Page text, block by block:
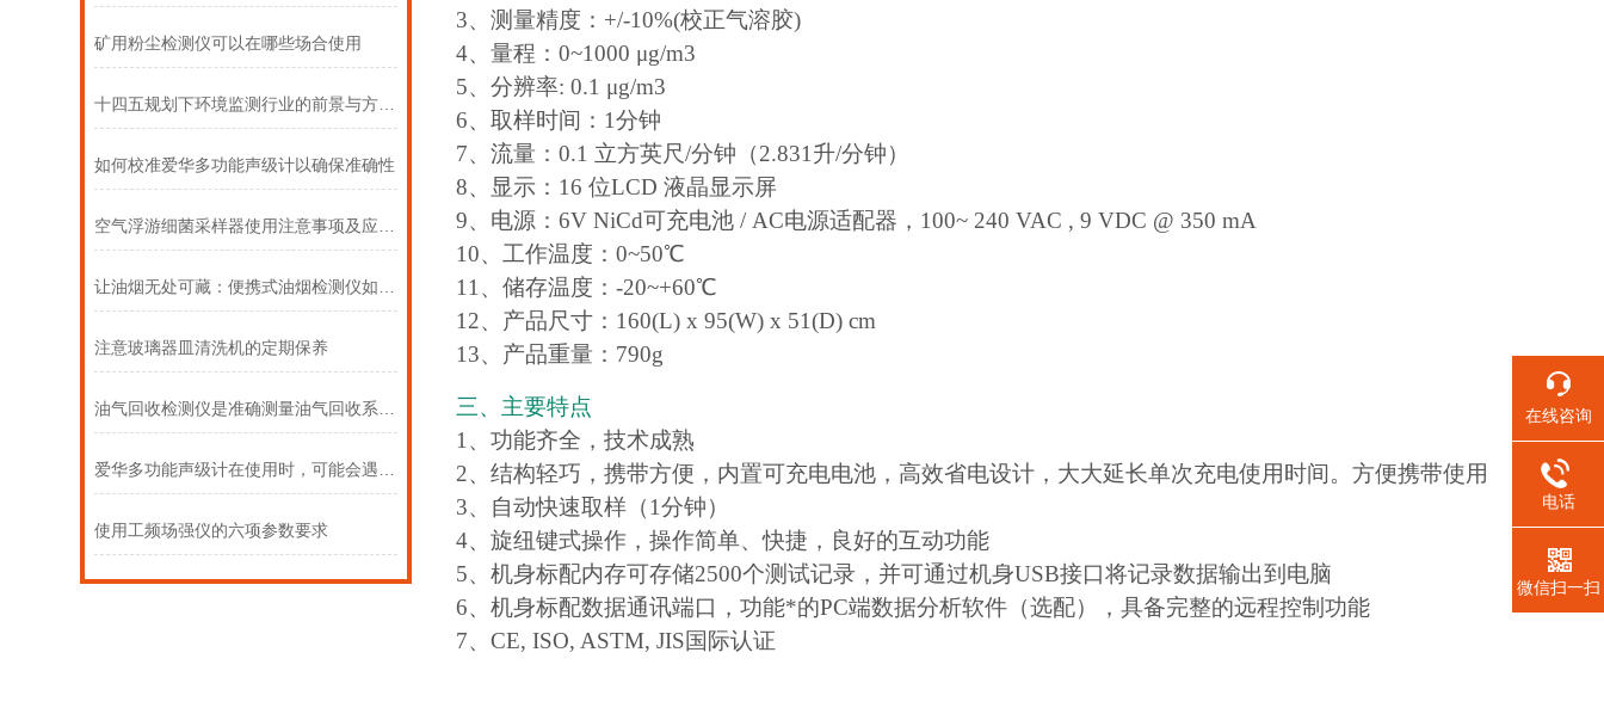
矿用粉尘检测仪可以在哪些场合使用
如何校准爱华多功能声级计以确保准确性
注意玻璃器皿清洗机的定期保养
使用工频场强仪的六项参数要求
3、测量精度：+/-10%(校正气溶胶)
4、量程：0~1000 μg/m3
5、分辨率: 0.1 μg/m3
6、取样时间：1分钟
7、流量：0.1 立方英尺/分钟（2.831升/分钟）
8、显示：16 位LCD 液晶显示屏
9、电源：6V NiCd可充电池 / AC电源适配器，100~ 240 VAC , 9 VDC @ 350 mA
10、工作温度：0~50℃
11、储存温度：-20~+60℃
12、产品尺寸：160(L) x 95(W) x 51(D) cm
13、产品重量：790g
三、主要特点
1、功能齐全，技术成熟
2、结构轻巧，携带方便，内置可充电电池，高效省电设计，大大延长单次充电使用时间。方便携带使用
3、自动快速取样（1分钟）
4、旋纽键式操作，操作简单、快捷，良好的互动功能
5、机身标配内存可存储2500个测试记录，并可通过机身USB接口将记录数据输出到电脑
6、机身标配数据通讯端口，功能*的PC端数据分析软件（选配），具备完整的远程控制功能
7、CE, ISO, ASTM, JIS国际认证
在线咨询
电话
微信扫一扫